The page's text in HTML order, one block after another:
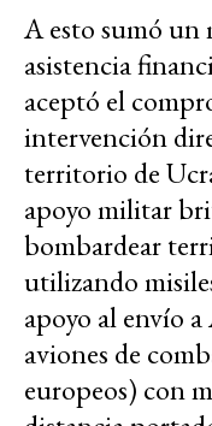
A esto sumó un
asistencia
aceptó el
intervención
territorio de
apoyo militar
bombardear
utilizando
apoyo al envío
aviones de
europeos) con